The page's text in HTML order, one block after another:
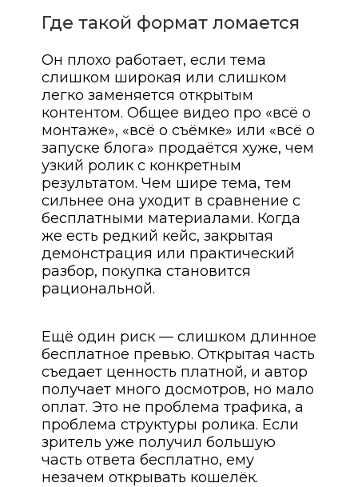
Где такой формат ломается
Он плохо работает, если тема
слишком широкая или слишком
легко заменяется открытым
контентом. Общее видео про «всё о
монтаже», «всё о съёмке» или «всё о
запуске блога» продаётся хуже, чем
узкий ролик с конкретным
результатом. Чем шире тема, тем
сильнее она уходит в сравнение с
бесплатными материалами. Когда
же есть редкий кейс, закрытая
демонстрация или практический
разбор, покупка становится
рациональной.
Ещё один риск — слишком длинное
бесплатное превью. Открытая часть
съедает ценность платной, и автор
получает много досмотров, но мало
оплат. Это не проблема трафика, а
проблема структуры ролика. Если
зритель уже получил большую
часть ответа бесплатно, ему
незачем открывать кошелёк.